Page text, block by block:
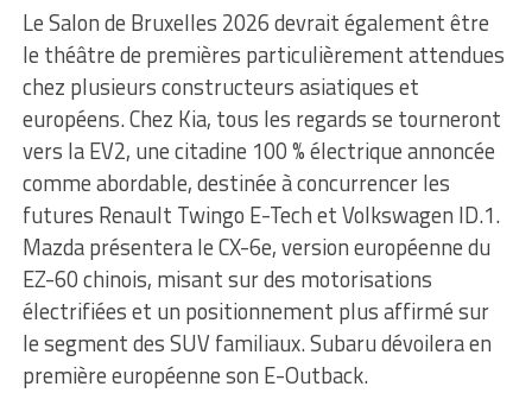
Le Salon de Bruxelles 2026 devrait également être
le théâtre de premières particulièrement attendues
chez plusieurs constructeurs asiatiques et
européens. Chez Kia, tous les regards se tourneront
vers la EV2, une citadine 100 % électrique annoncée
comme abordable, destinée à concurrencer les
futures Renault Twingo E-Tech et Volkswagen ID.1.
Mazda présentera le CX-6e, version européenne du
EZ-60 chinois, misant sur des motorisations
électrifiées et un positionnement plus affirmé sur
le segment des SUV familiaux. Subaru dévoilera en
première européenne son E-Outback.